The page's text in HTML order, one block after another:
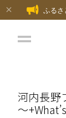
ふるさ
河内長野
～